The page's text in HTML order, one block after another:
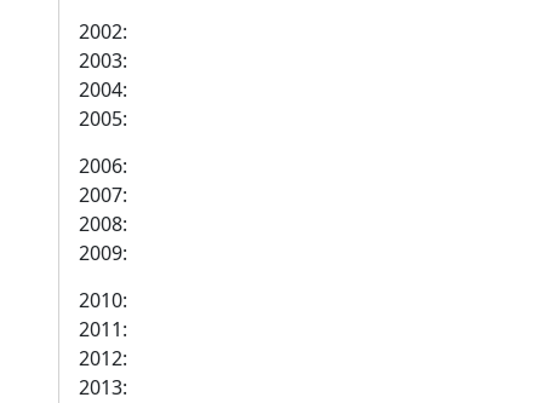
2002:
2003:
2004:
2005:
2006:
2007:
2008:
2009:
2010:
2011:
2012:
2013: